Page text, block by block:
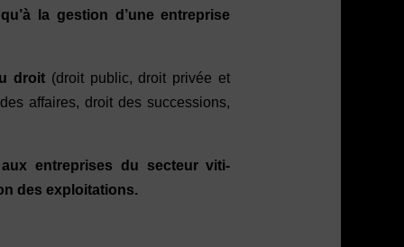
la gestion d’une entreprise
droit(droit public, droit privée et
affaires, droit des successions,
entreprises du secteur viti-
des exploitations.